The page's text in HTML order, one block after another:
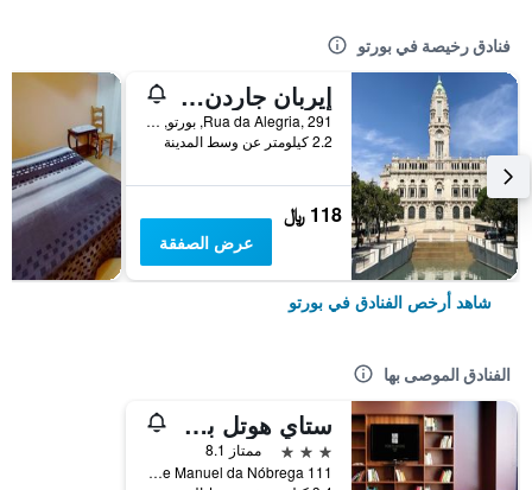
فنادق رخيصة في بورتو
إيربان جاردن بورتو سنترال هوستل
Rua da Alegria, 291, بورتو, محافظة بورتو, البرتغال
2.2 كيلومتر عن وسط المدينة
118 ﷼
عرض الصفقة
شاهد أرخص الفنادق في بورتو
الفنادق الموصى بها
ستاي هوتل بورتو سنترو أنتاس
3 نجوم
ممتاز 8.1
Rua Padre Manuel da Nóbrega 111, بورتو, محافظة بورتو, البرتغال